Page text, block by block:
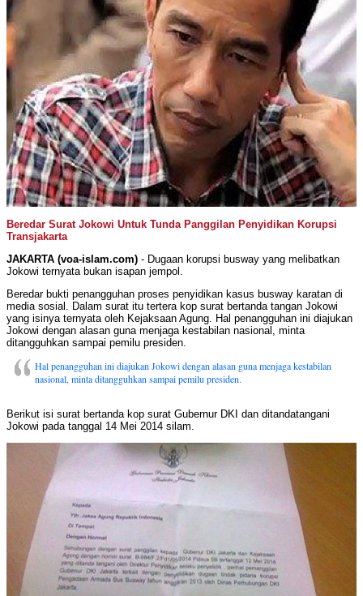
Beredar Surat Jokowi Untuk Tunda Panggilan Penyidikan Korupsi
Transjakarta
JAKARTA (voa-islam.com) - Dugaan korupsi busway yang melibatkan
Jokowi ternyata bukan isapan jempol.
Beredar bukti penangguhan proses penyidikan kasus busway karatan di
media sosial. Dalam surat itu tertera kop surat bertanda tangan Jokowi
yang isinya ternyata oleh Kejaksaan Agung. Hal penangguhan ini diajukan
Jokowi dengan alasan guna menjaga kestabilan nasional, minta
ditangguhkan sampai pemilu presiden.
Hal penangguhan ini diajukan Jokowi dengan alasan guna menjaga kestabilan
nasional, minta ditangguhkan sampai pemilu presiden.
Berikut isi surat bertanda kop surat Gubernur DKI dan ditandatangani
Jokowi pada tanggal 14 Mei 2014 silam.